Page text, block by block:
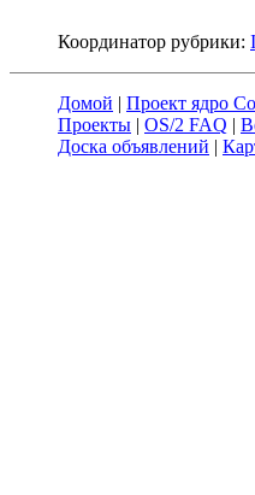
Координатор рубрики:
Домой | Проект ядро
Проекты | OS/2 FAQ |
Доска объявлений |